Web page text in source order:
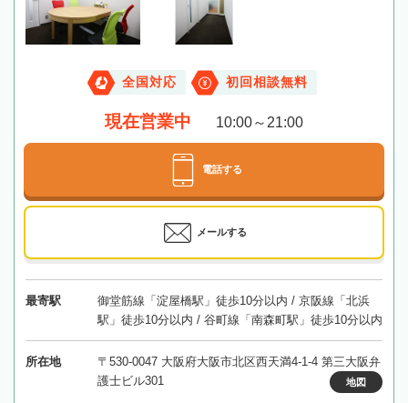
全国対応 初回相談無料
現在営業中 10:00～21:00
電話する
メールする
最寄駅
御堂筋線「淀屋橋駅」徒歩10分以内 / 京阪線「北浜
駅」徒歩10分以内 / 谷町線「南森町駅」徒歩10分以内
所在地
〒530-0047 大阪府大阪市北区西天満4-1-4 第三大阪弁
護士ビル301
地図